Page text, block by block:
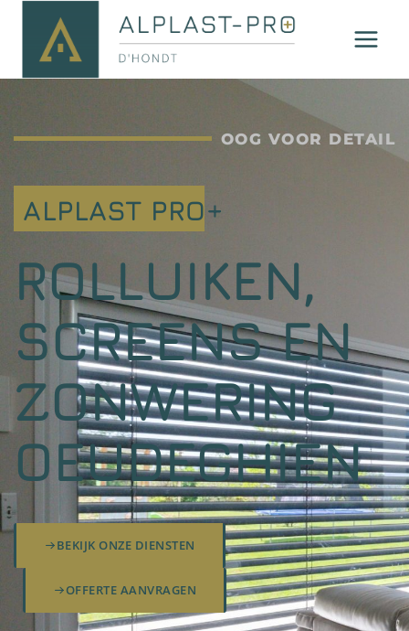
OOG VOOR DETAIL
ALPLAST PRO+
ROLLUIKEN,
SCREENS EN
ZONWERING
OEUDEGHIEN
BEKIJK ONZE DIENSTEN
OFFERTE AANVRAGEN